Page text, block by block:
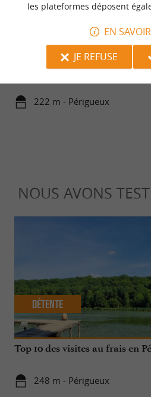
Petites histoires de Périgueux
Friands d'anecdotes ? Suivez une
insolite en découvrant tous les petits
222 m - Périgueux
NOUS AVONS
Top 10 des visites au frais en
248 m - Périgueux
Détente
les plateformes déposent
EN
JE REFUSE